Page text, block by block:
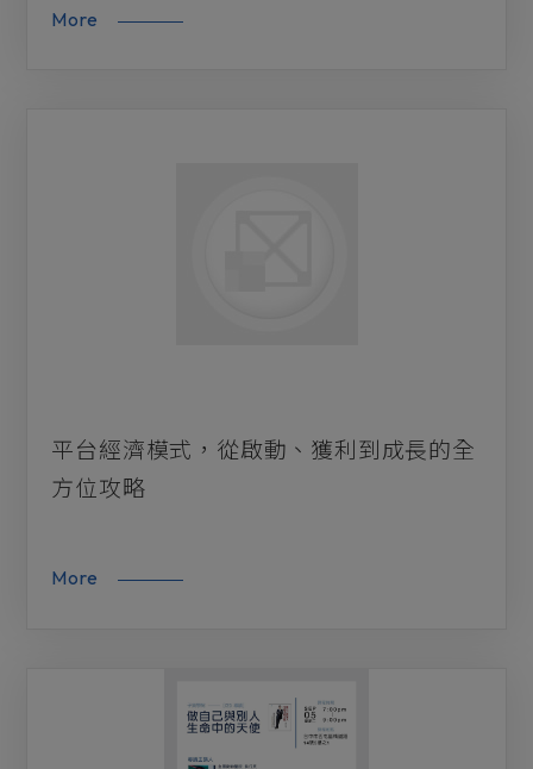
More
平台經濟模式，從啟動、獲利到成長的全
方位攻略
More